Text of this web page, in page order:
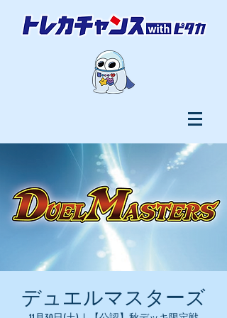
デュエルマスターズ